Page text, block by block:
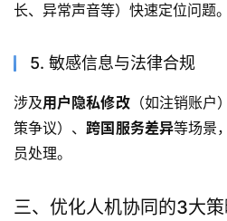
长、异常声音等）快速定位问题。
5. 敏感信息与法律合规
涉及用户隐私修改（如注销账户
策争议）、跨国服务差异等场景
员处理。
三、优化人机协同的3大